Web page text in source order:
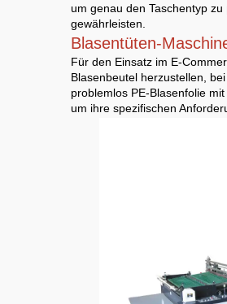
um genau den Taschentyp
gewährleisten.
Blasentüten-
Für den Einsatz im E-
Blasenbeutel herzustellen,
problemlos PE-Blasenfolie
um ihre spezifischen